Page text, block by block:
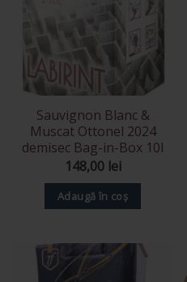
Sauvignon Blanc &
Muscat Ottonel 2024
demisec Bag-in-Box 10l
148,00 lei
Adaugă în coș